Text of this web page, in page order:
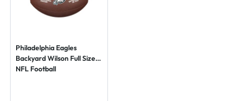
Philadelphia Eagles
Backyard Wilson Full Size
NFL Football